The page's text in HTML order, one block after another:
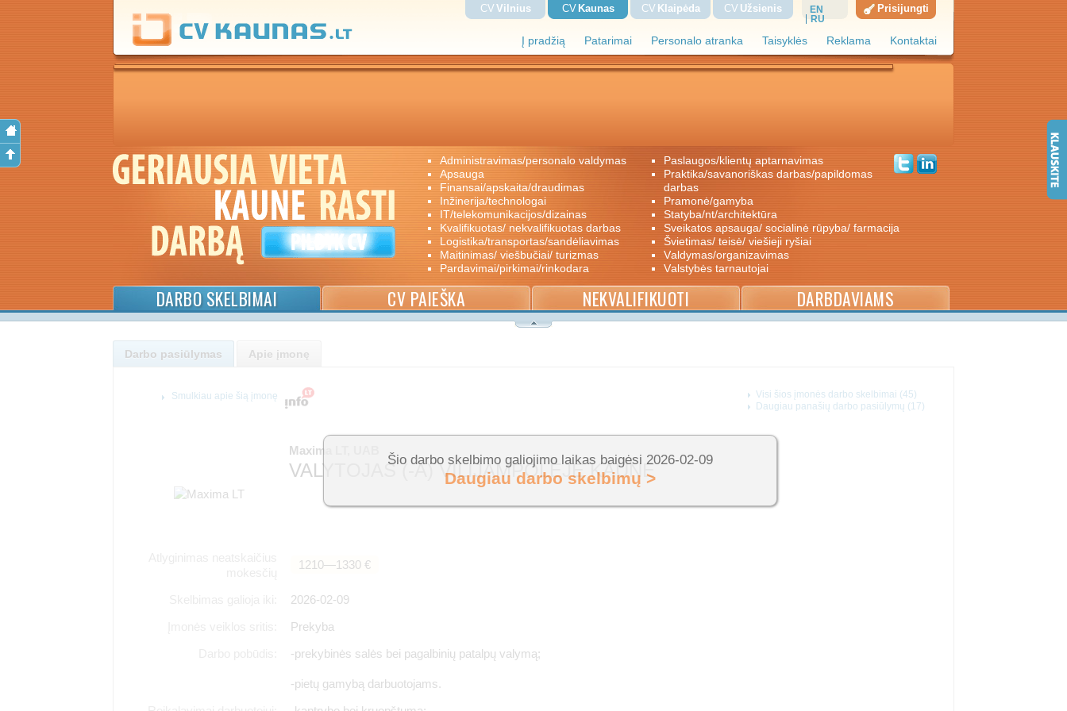
Į pradžią Patarimai Personalo atranka Taisyklės Reklama Kontaktai
CV Vilnius CV Kaunas CV Klaipėda CV Užsienis
EN
RU
Prisijungti
administravimas/personalo valdymas
apsauga
finansai/apskaita/draudimas
inžinerija/technologai
IT/telekomunikacijos/dizainas
kvalifikuotas/ nekvalifikuotas darbas
logistika/transportas/sandėliavimas
maitinimas/ viešbučiai/ turizmas
pardavimai/pirkimai/rinkodara
paslaugos/klientų aptarnavimas
praktika/savanoriškas darbas/papildomas
darbas
pramonė/gamyba
statyba/nt/architektūra
sveikatos apsauga/ socialinė rūpyba/ farmacija
švietimas/ teisė/ viešieji ryšiai
valdymas/organizavimas
valstybės tarnautojai
DARBO SKELBIMAI CV PAIEŠKA NEKVALIFIKUOTI DARBDAVIAMS
Darbo pasiūlymas Apie įmonę
Maxima LT, UAB
VALYTOJAS (-A) VILIJAMPOLĖJE KAUNE
1210―1330 €
2026-02-09
Prekyba
-prekybinės salės bei pagalbinių patalpų valymą;
-pietų gamybą darbuotojams.
Visi šios įmonės darbo skelbimai (45)
Daugiau panašių darbo pasiūlymų (17)
Smulkiau apie šią įmonę
Šio darbo skelbimo galiojimo laikas baigėsi 2026-02-09
Daugiau darbo skelbimų >